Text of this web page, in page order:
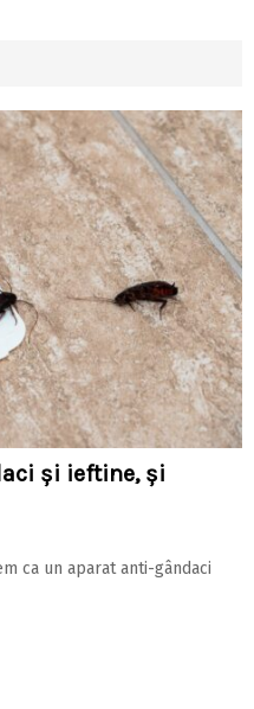
și ieftine, și
ca un aparat anti-gândaci